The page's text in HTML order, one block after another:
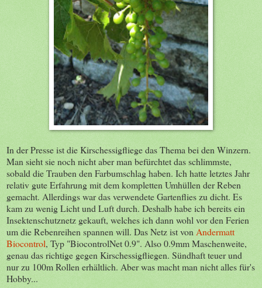
In der Presse ist die Kirschessigfliege das Thema bei den Winzern.
Man sieht sie noch nicht aber man befürchtet das schlimmste,
sobald die Trauben den Farbumschlag haben. Ich hatte letztes Jahr
relativ gute Erfahrung mit dem kompletten Umhüllen der Reben
gemacht. Allerdings war das verwendete Gartenflies zu dicht. Es
kam zu wenig Licht und Luft durch. Deshalb habe ich bereits ein
Insektenschutznetz gekauft, welches ich dann wohl vor den Ferien
um die Rebenreihen spannen will. Das Netz ist von Andermatt
Biocontrol, Typ "BiocontrolNet 0.9". Also 0.9mm Maschenweite,
genau das richtige gegen Kirschessigfliegen. Sündhaft teuer und
nur zu 100m Rollen erhältlich. Aber was macht man nicht alles für's
Hobby...